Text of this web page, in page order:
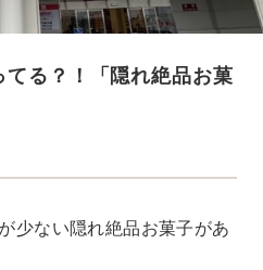
てる？！「隠れ絶品お菓
少ない隠れ絶品お菓子があ